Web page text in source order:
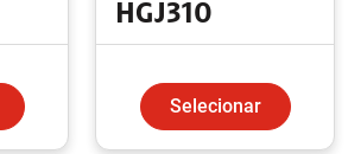
HGJ310
Selecionar